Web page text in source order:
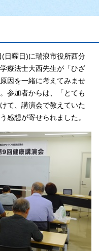
日曜日)に瑞浪市役所西分
療法士大西先生が「ひざ
因を一緒に考えてみませ
参加者からは、「とても
て、講演会で教えていた
感想が寄せられました。